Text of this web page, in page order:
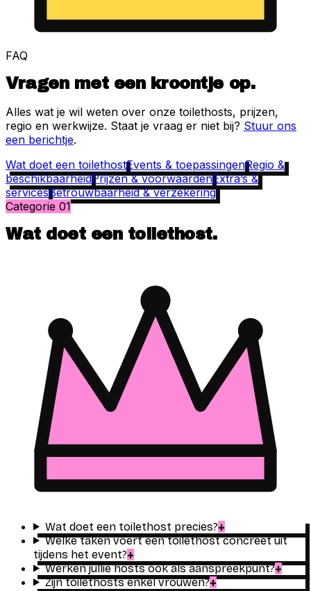
FAQ
Vragen met een kroontjeop.
Alles wat je wil weten over onze toilethosts, prijzen,
regio en werkwijze. Staat je vraag er niet bij? Stuur ons
een berichtje.
Wat doet een toilethostEvents & toepassingenRegio &
beschikbaarheidPrijzen & voorwaardenExtra’s &
servicesBetrouwbaarheid & verzekering
Categorie 01
Wat doet een toilethost.
Wat doet een toilethost precies?+
Welke taken voert een toilethost concreet uit
tijdens het event?+
Werken jullie hosts ook als aanspreekpunt?+
Zijn toilethosts enkel vrouwen?+